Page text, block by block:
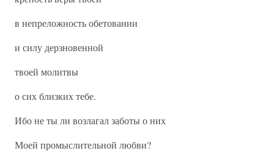
в непреложность обетовании
и силу дерзновенной
твоей молитвы
о сих близких тебе.
Ибо не ты ли возлагал заботы о них
Моей промыслительной любви?